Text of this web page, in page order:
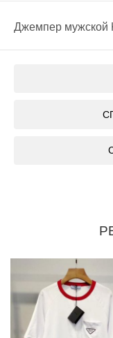
Джемпер мужской